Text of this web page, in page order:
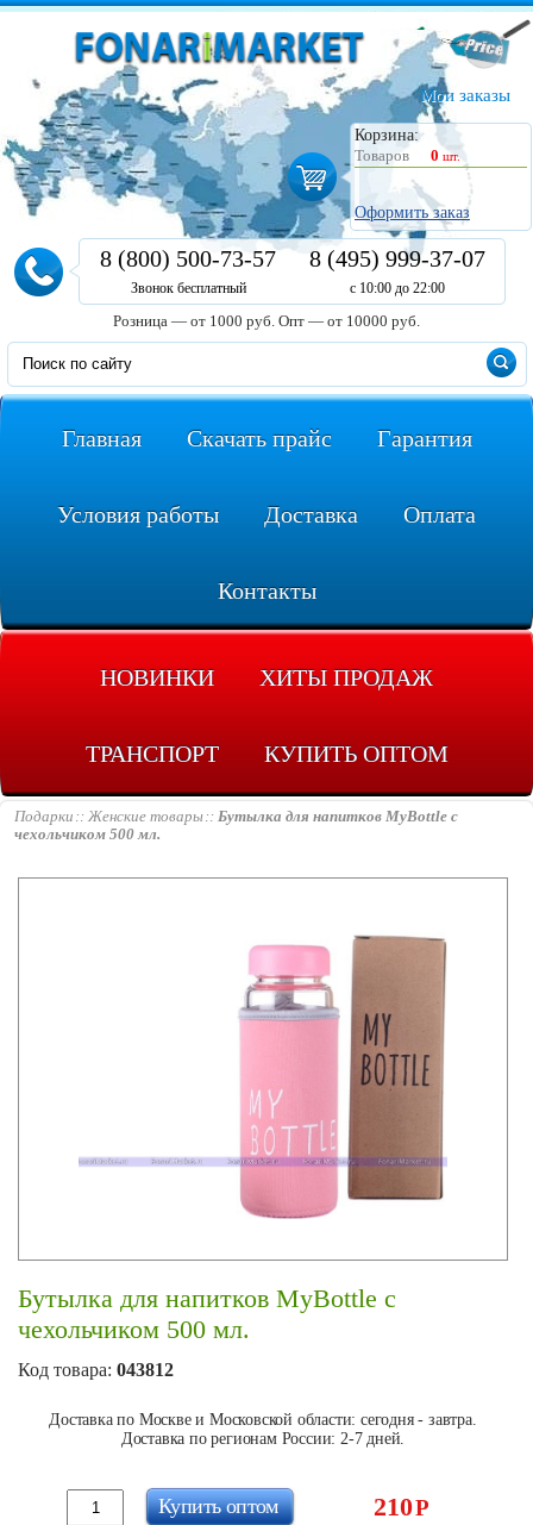
Мои заказы
Корзина:
Товаров
0 шт.
Оформить заказ
8 (800) 500-73-57
Звонок бесплатный
8 (495) 999-37-07
с 10:00 до 22:00
Розница — от 1000 руб. Опт — от 10000 руб.
Главная Скачать прайс Гарантия
Условия работы Доставка Оплата
Контакты
НОВИНКИ ХИТЫ ПРОДАЖ
ТРАНСПОРТ КУПИТЬ ОПТОМ
Подарки Женские товары
Бутылка для напитков MyBottle с
чехольчиком 500 мл.
Бутылка для напитков MyBottle с
чехольчиком 500 мл.
Код товара: 043812
Доставка по Москве и Московской области: сегодня - завтра.
Доставка по регионам России: 2-7 дней.
210Р
Купить оптом